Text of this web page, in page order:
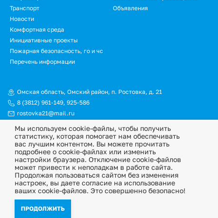
Транспорт
Объявления
Новости
Омская область, Омский район, п. Ростовка, д. 21
8 (3812) 961-149, 925-586
rostovka21@mail.ru
Подвал.
Дополнительное
меню
Комфортная среда
Инициативные проекты
Пожарная безопасность, го и чс
Перечень информации
© Официальный сайт Ростовкинского сельского поселения
Омского муниципального района Омской области, 2026
Политика конфиденциальности
Информационная ответственность
Мы используем cookie-файлы, чтобы получить
статистику, которая помогает нам обеспечивать
вас лучшим контентом. Вы можете прочитать
подробнее о cookie-файлах или изменить
настройки браузера. Отключение cookie-файлов
может привести к неполадкам в работе сайта.
Продолжая пользоваться сайтом без изменения
настроек, вы даете согласие на использование
ваших cookie-файлов. Это совершенно безопасно!
ПРОДОЛЖИТЬ